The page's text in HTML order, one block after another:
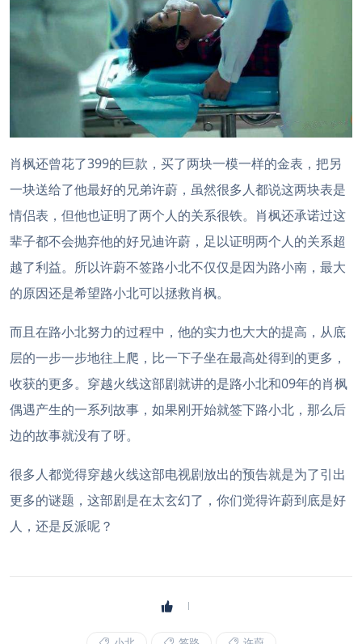
肖枫还曾花了399的巨款，买了两块一模一样的金表，把另
一块送给了他最好的兄弟许蔚，虽然很多人都说这两块表是
情侣表，但他也证明了两个人的关系很铁。肖枫还承诺过这
辈子都不会抛弃他的好兄迪许蔚，足以证明两个人的关系超
越了利益。所以许蔚不签路小北不仅仅是因为路小南，最大
的原因还是希望路小北可以拯救肖枫。
而且在路小北努力的过程中，他的实力也大大的提高，从底
层的一步一步地往上爬，比一下子坐在最高处得到的更多，
收获的更多。穿越火线这部剧就讲的是路小北和09年的肖枫
偶遇产生的一系列故事，如果刚开始就签下路小北，那么后
边的故事就没有了呀。
很多人都觉得穿越火线这部电视剧放出的预告就是为了引出
更多的谜题，这部剧是在太玄幻了，你们觉得许蔚到底是好
人，还是反派呢？